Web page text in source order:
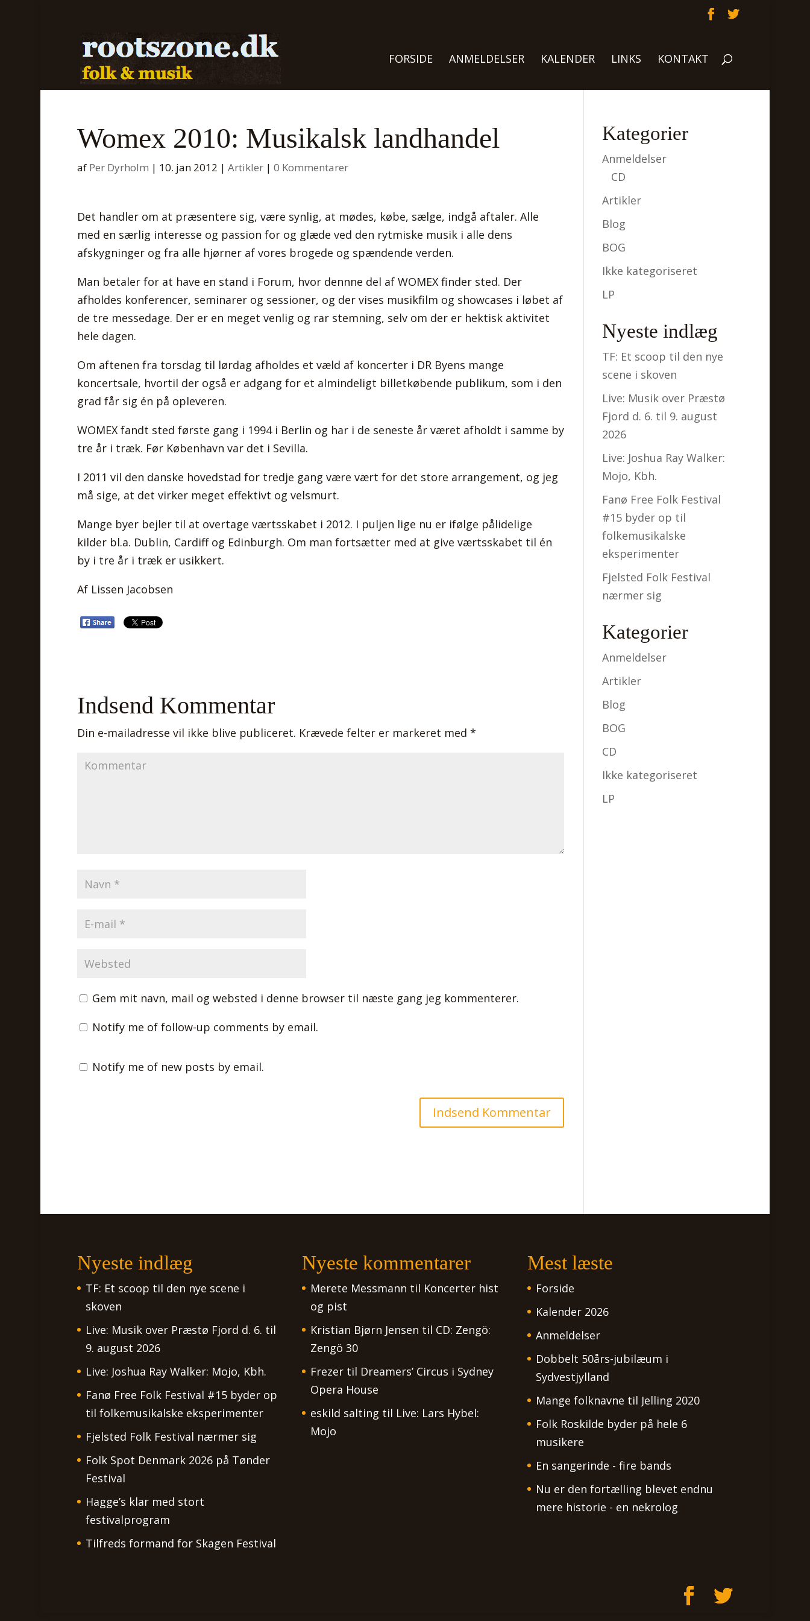
FORSIDE ANMELDELSER KALENDER LINKS KONTAKT
Womex 2010: Musikalsk landhandel
af Per Dyrholm | 10. jan 2012 | Artikler| 0 Kommentarer
Det handler om at præsentere sig, være synlig, at mødes, købe, sælge, indgå aftaler. Alle
med en særlig interesse og passion for og glæde ved den rytmiske musik i alle dens
afskygninger og fra alle hjørner af vores brogede og spændende verden.
Man betaler for at have en stand i Forum, hvor dennne del af WOMEX finder sted. Der
afholdes konferencer, seminarer og sessioner, og der vises musikfilm og showcases i løbet af
de tre messedage. Der er en meget venlig og rar stemning, selv om der er hektisk aktivitet
hele dagen.
Om aftenen fra torsdag til lørdag afholdes et væld af koncerter i DR Byens mange
koncertsale, hvortil der også er adgang for et almindeligt billetkøbende publikum, som i den
grad får sig én på opleveren.
WOMEX fandt sted første gang i 1994 i Berlin og har i de seneste år været afholdt i samme by
tre år i træk. Før København var det i Sevilla.
I 2011 vil den danske hovedstad for tredje gang være vært for det store arrangement, og jeg
må sige, at det virker meget effektivt og velsmurt.
Mange byer bejler til at overtage værtsskabet i 2012. I puljen lige nu er ifølge pålidelige
kilder bl.a. Dublin, Cardiff og Edinburgh. Om man fortsætter med at give værtsskabet til én
by i tre år i træk er usikkert.
Af Lissen Jacobsen
Indsend Kommentar
Din e-mailadresse vil ikke blive publiceret. Krævede felter er markeret med *
Gem mit navn, mail og websted i denne browser til næste gang jeg kommenterer.
Notify me of follow-up comments by email.
Notify me of new posts by email.
Kategorier
Anmeldelser
CD
Artikler
Blog
BOG
Ikke kategoriseret
LP
Nyeste indlæg
TF: Et scoop til den nye
scene i skoven
Live: Musik over Præstø
Fjord d. 6. til 9. august
2026
Live: Joshua Ray Walker:
Mojo, Kbh.
Fanø Free Folk Festival
#15 byder op til
folkemusikalske
eksperimenter
Fjelsted Folk Festival
nærmer sig
Kategorier
Anmeldelser
Artikler
Blog
BOG
CD
Ikke kategoriseret
LP
Nyeste indlæg
TF: Et scoop til den nye scene i
skoven
Live: Musik over Præstø Fjord d. 6. til
9. august 2026
Live: Joshua Ray Walker: Mojo, Kbh.
Fanø Free Folk Festival #15 byder op
til folkemusikalske eksperimenter
Fjelsted Folk Festival nærmer sig
Folk Spot Denmark 2026 på Tønder
Festival
Hagge’s klar med stort
festivalprogram
Tilfreds formand for Skagen Festival
Nyeste kommentarer
Merete Messmann til Koncerter hist
og pist
Kristian Bjørn Jensen til CD: Zengö:
Zengö 30
Frezer til Dreamers’ Circus i Sydney
Opera House
eskild salting til Live: Lars Hybel:
Mojo
Mest læste
Forside
Kalender 2026
Anmeldelser
Dobbelt 50års-jubilæum i
Sydvestjylland
Mange folknavne til Jelling 2020
Folk Roskilde byder på hele 6
musikere
En sangerinde - fire bands
Nu er den fortælling blevet endnu
mere historie - en nekrolog